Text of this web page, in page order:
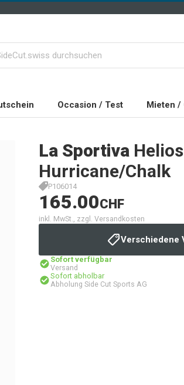
Occasion / Test Mieten /
La Sportiva
Hurricane/Chalk
P106014
165.00CHF
inkl. MwSt., zzgl. Versandkosten
Verschiedene
Sofort verfügbar
Versand
Sofort abholbar
Abholung Side Cut Sports AG